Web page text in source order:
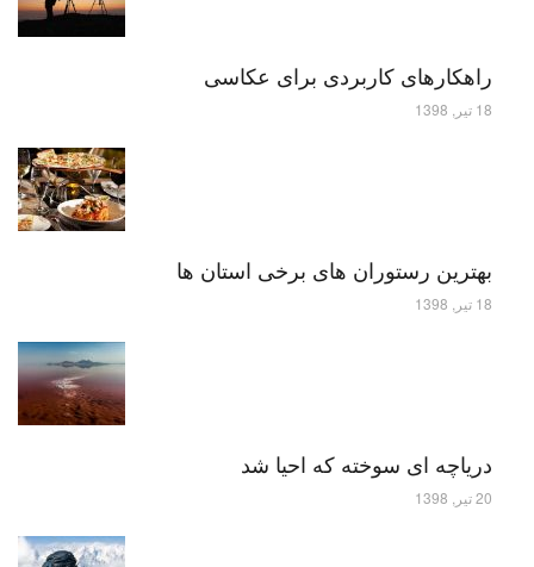
راهکارهای کاربردی برای عکاسی
18 تیر, 1398
بهترین رستوران های برخی استان ها
18 تیر, 1398
دریاچه ای سوخته که احیا شد
20 تیر, 1398